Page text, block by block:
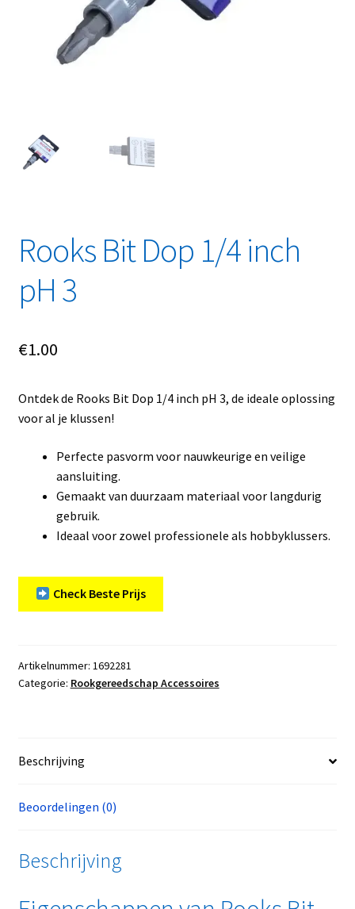
Linkpartners
My account
Overzicht
Videos
Winkelwagen
Rooks Bit Dop 1/4 inch
pH 3
€1.00
Ontdek de Rooks Bit Dop 1/4 inch pH 3, de ideale oplossing
voor al je klussen!
Perfecte pasvorm voor nauwkeurige en veilige
aansluiting.
Gemaakt van duurzaam materiaal voor langdurig
gebruik.
Ideaal voor zowel professionele als hobbyklussers.
Check Beste Prijs
Artikelnummer: 1692281
Categorie: Rookgereedschap Accessoires
Beschrijving
Beoordelingen (0)
Beschrijving